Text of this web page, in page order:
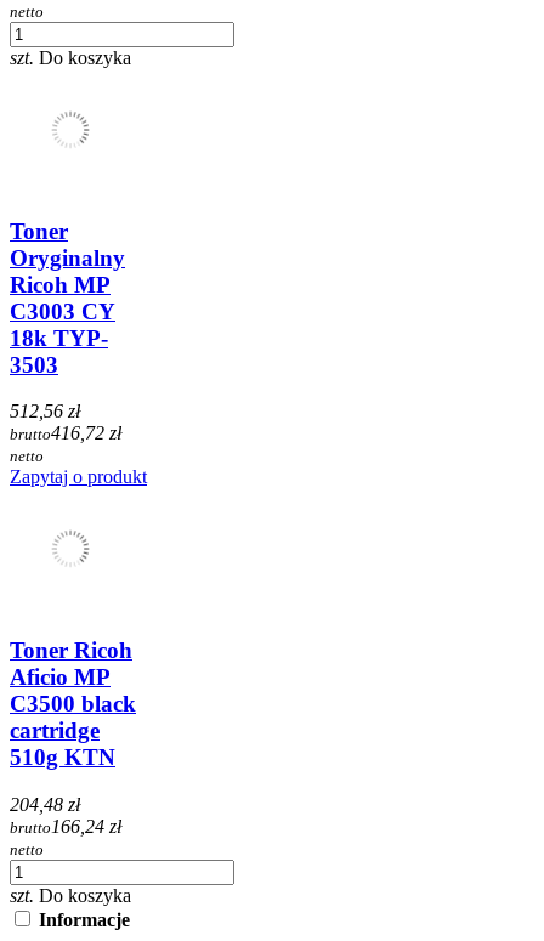
netto
szt. Do koszyka
Toner
Oryginalny
Ricoh MP
C3003 CY
18k TYP-
3503
512,56 zł
brutto416,72 zł
netto
Zapytaj o produkt
Toner Ricoh
Aficio MP
C3500 black
cartridge
510g KTN
204,48 zł
brutto 166,24 zł
netto
szt. Do koszyka
Informacje